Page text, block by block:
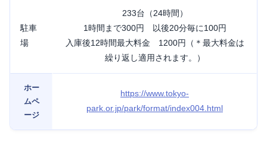
駐車
場
233台（24時間）
1時間まで300円 以後20分毎に100円
入庫後12時間最大料金 1200円（＊最大料金は
繰り返し適用されます。）
ホー
ムペ
ージ
https://www.tokyo-
park.or.jp/park/format/index004.html